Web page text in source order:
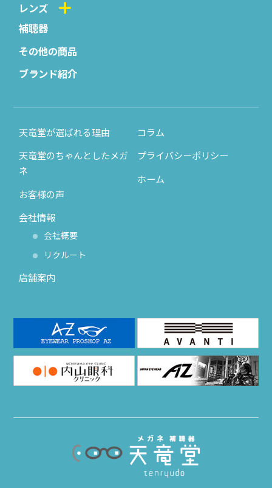
レンズ
補聴器
その他の商品
ブランド紹介
天竜堂が選ばれる理由
天竜堂のちゃんとしたメガ
ネ
お客様の声
会社情報
会社概要
リクルート
店舗案内
コラム
プライバシーポリシー
ホーム